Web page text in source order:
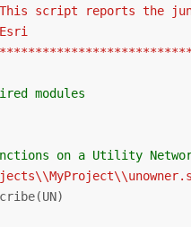
script reports the
modules
on a Utility